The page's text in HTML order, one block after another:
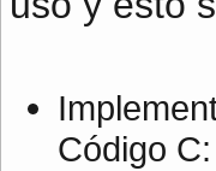
Código C: